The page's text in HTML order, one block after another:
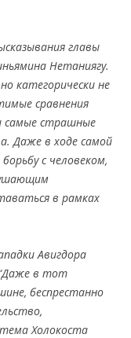
главы
Нетаниягу.
категорически не
сравнения
самые страшные
Даже в ходе самой
с человеком,
в рамках
Авигдора
в тот
беспрестанно
Холокоста